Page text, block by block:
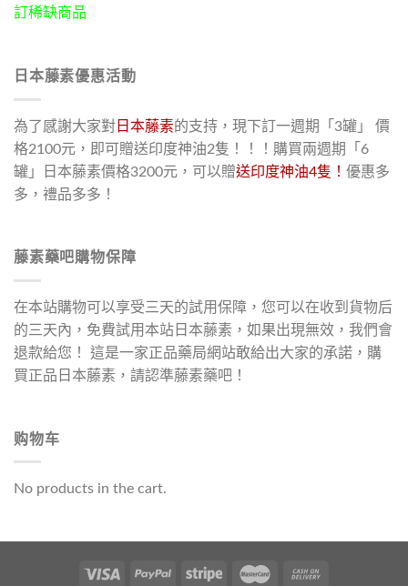
訂稀缺商品
日本藤素優惠活動
為了感謝大家對 日本藤素的支持，現下訂一週期「3罐」 價
格2100元，即可贈送印度神油2隻！！！購買兩週期「6
罐」日本藤素價格3200元，可以贈送印度神油4隻！ 優惠多
多，禮品多多！
藤素藥吧購物保障
在本站購物可以享受三天的試用保障，您可以在收到貨物后
的三天內，免費試用本站日本藤素，如果出現無效，我們會
退款給您！ 這是一家正品藥局網站敢給出大家的承諾，購
買正品日本藤素，請認準藤素藥吧！
购物车
No products in the cart.